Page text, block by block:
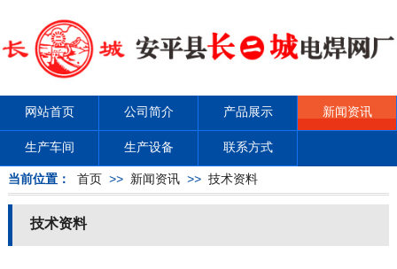
网站首页 公司简介 产品展示 新闻资讯
生产车间 生产设备 联系方式
当前位置： 首页 >> 新闻资讯>> 技术资料
技术资料